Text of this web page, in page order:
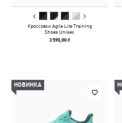
Кроссовки Agile Lite Training
Shoes Unisex
3 590,00 ₴
НОВИНКА